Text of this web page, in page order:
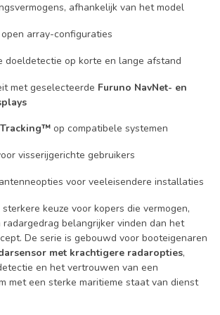
afhankelijk van het model
array-configuraties
doeldetectie op korte en lange afstand
met geselecteerde Furuno NavNet- en
op compatibele systemen
visserijgerichte gebruikers
voor veeleisendere installaties
sterkere keuze voor kopers die vermogen,
belangrijker vinden dan het
De serie is gebouwd voor booteigenaren
met krachtigere radaropties,
en het vertrouwen van een
met een sterke maritieme staat van dienst